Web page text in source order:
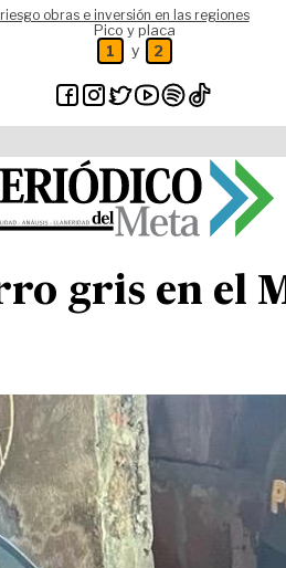
obras e inversión en las regiones
Pico y placa
1 y 2
gris en el